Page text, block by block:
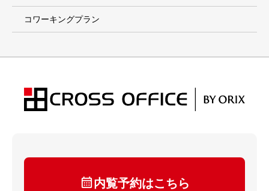
コワーキングプラン
内覧予約はこちら